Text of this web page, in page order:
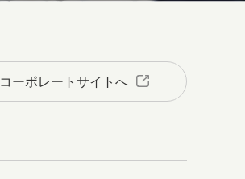
コーポレートサイトへ